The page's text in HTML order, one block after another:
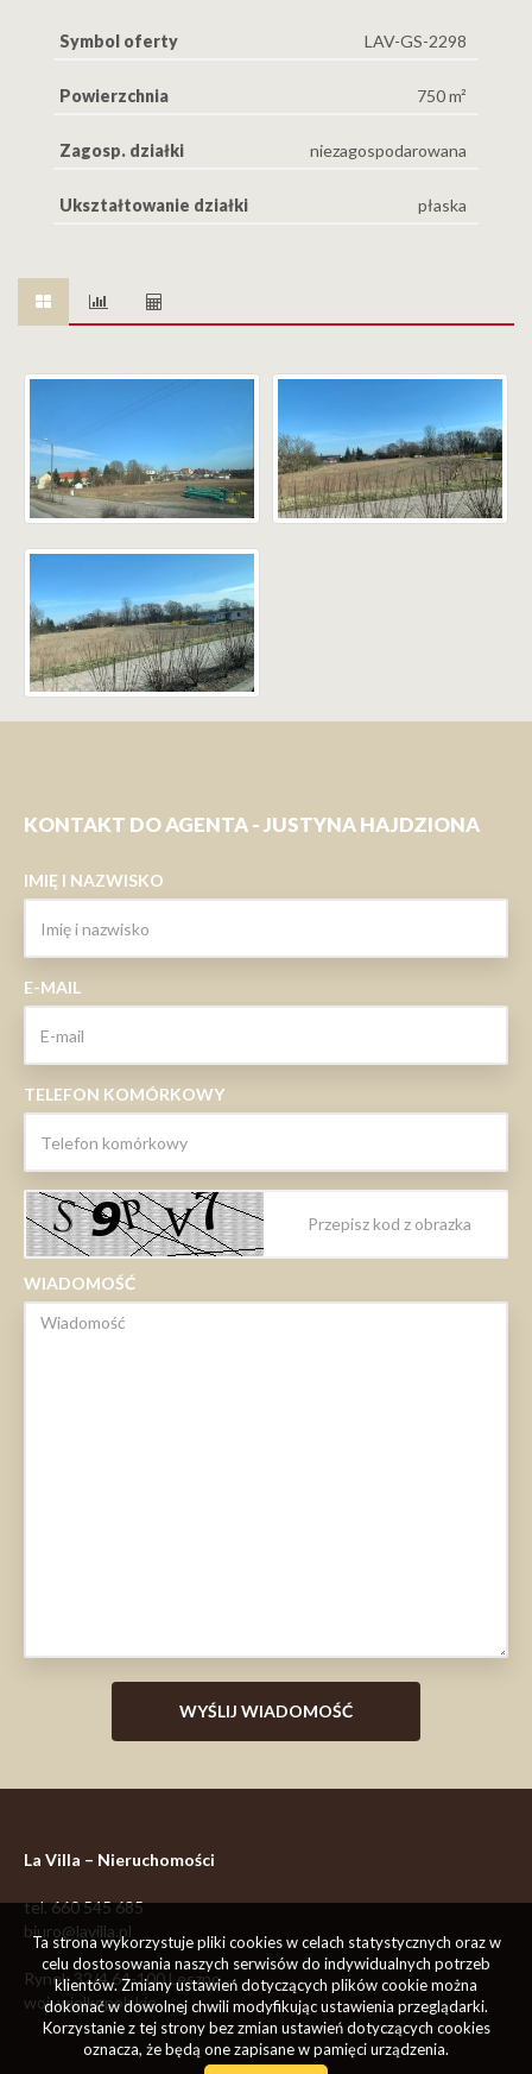
Symbol oferty LAV-GS-2298
Powierzchnia 750 m²
Zagosp. działki niezagospodarowana
Ukształtowanie działki płaska
KONTAKT DO AGENTA - JUSTYNA HAJDZIONA
IMIĘ I NAZWISKO
E-MAIL
TELEFON KOMÓRKOWY
WIADOMOŚĆ
La Villa – Nieruchomości
tel.660 545 685
biuro@lavilla.pl
Rynek 32/464-100Leszno
woj. wielkopolskie
Ta strona wykorzystuje pliki cookies w celach statystycznych oraz w
celu dostosowania naszych serwisów do indywidualnych potrzeb
klientów. Zmiany ustawień dotyczących plików cookie można
dokonać w dowolnej chwili modyfikując ustawienia przeglądarki.
Korzystanie z tej strony bez zmian ustawień dotyczących cookies
oznacza, że będą one zapisane w pamięci urządzenia.